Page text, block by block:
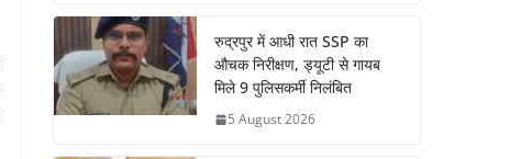
रुद्रपुर में आधी रात SSP का
औचक निरीक्षण, ड्यूटी से गायब
मिले 9 पुलिसकर्मी निलंबित
5 August 2026